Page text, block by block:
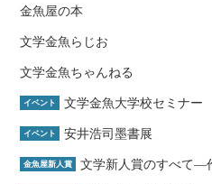
金魚屋の本
文学金魚らじお
文学金魚ちゃんねる
イベント 文学金魚大学校セミナー
イベント 安井浩司墨書展
金魚屋新人賞 文学新人賞のすべて―